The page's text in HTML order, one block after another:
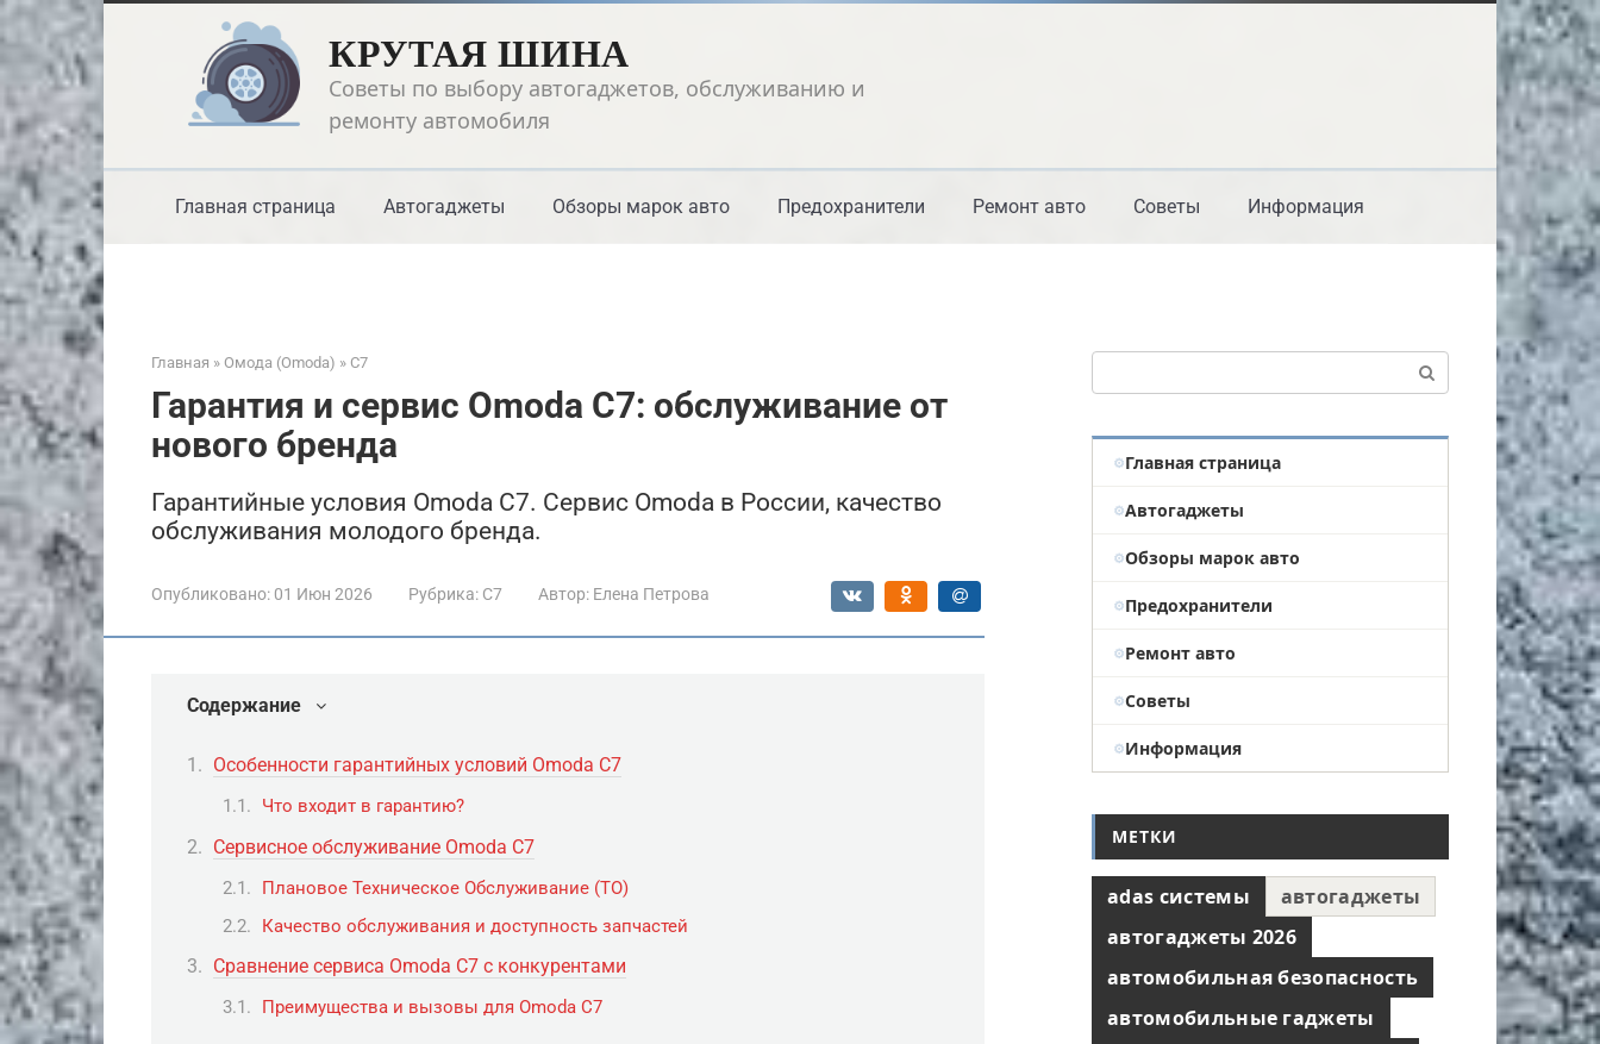
Перейти
к
контенту
КРУТАЯ ШИНА
Советы по выбору автогаджетов, обслуживанию и
ремонту автомобиля
Главная страница Автогаджеты Обзоры марок авто Предохранители Ремонт авто Советы Информация
Главная » Омода (Omoda) » C7
Гарантия и сервис Omoda C7: обслуживание от
нового бренда
Гарантийные условия Omoda C7. Сервис Omoda в России, качество
обслуживания молодого бренда.
Опубликовано: 01 Июн 2026 Рубрика: C7 Автор: Елена Петрова
Содержание
Особенности гарантийных условий Omoda C7
Что входит в гарантию?
Сервисное обслуживание Omoda C7
Плановое Техническое Обслуживание (ТО)
Качество обслуживания и доступность запчастей
Сравнение сервиса Omoda C7 с конкурентами
Преимущества и вызовы для Omoda C7
Главная страница
Автогаджеты
Обзоры марок авто
Предохранители
Ремонт авто
Советы
Информация
МЕТКИ
adas системы
автогаджеты
автогаджеты 2026
автомобильная безопасность
автомобильные гаджеты